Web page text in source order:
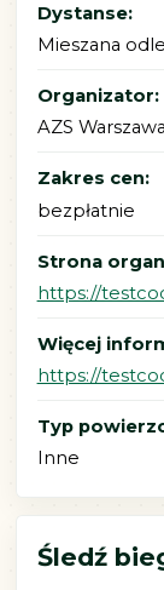
Dystanse:
Mieszana
Organizator:
AZS Warszawa
Zakres cen:
bezpłatnie
Strona
https://
Więcej
https://
Typ
Inne
Śledź